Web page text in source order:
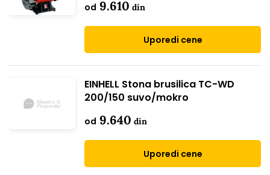
od 9.610 din
Uporedi cene
EINHELL Stona brusilica TC-WD
200/150 suvo/mokro
od 9.640 din
Uporedi cene